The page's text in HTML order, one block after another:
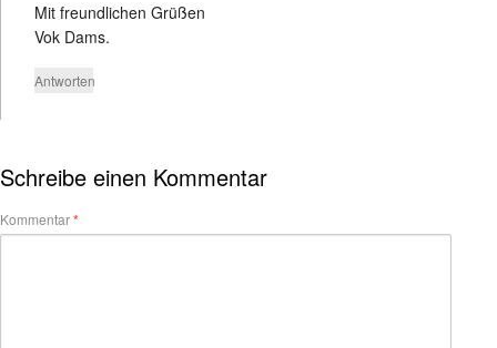
Mit freundlichen Grüßen
Vok Dams.
Antworten
Schreibe einen Kommentar
Kommentar*